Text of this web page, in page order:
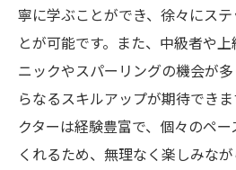
寧に学ぶことができ、徐々にス
とが可能です。また、中級者や
ニックやスパーリングの機会が
らなるスキルアップが期待でき
クターは経験豊富で、個々のペ
くれるため、無理なく楽しみな